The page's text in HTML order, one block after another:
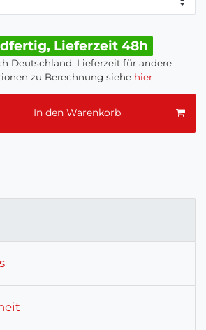
Lieferzeit 48h
Deutschland. Lieferzeit für andere
zu Berechnung siehe hier
In den Warenkorb